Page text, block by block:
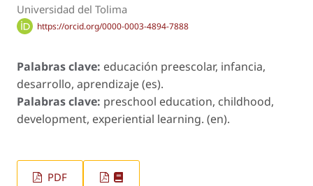
Universidad del Tolima
https://orcid.org/0000-0003-4894-7888
Palabras clave: educación preescolar, infancia,
desarrollo, aprendizaje (es).
Palabras clave: preschool education, childhood,
development, experiential learning. (en).
PDF